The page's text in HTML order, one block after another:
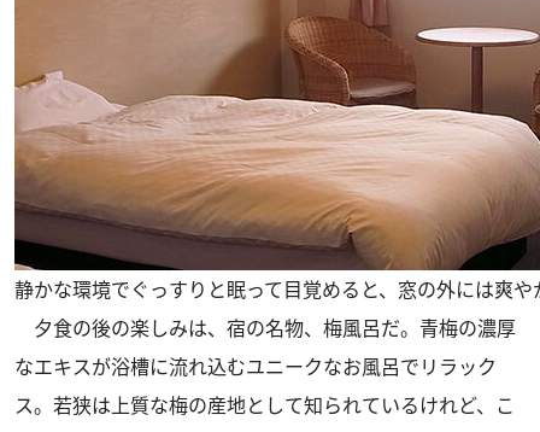
静かな環境でぐっすりと眠って目覚めると、窓の外には爽
夕食の後の楽しみは、宿の名物、梅風呂だ。青梅の濃厚
なエキスが浴槽に流れ込むユニークなお風呂でリラック
ス。若狭は上質な梅の産地として知られているけれど、こ